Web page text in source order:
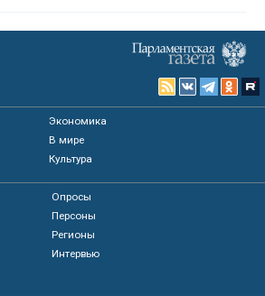
Экономика
В мире
Культура
Опросы
Персоны
Регионы
Интервью